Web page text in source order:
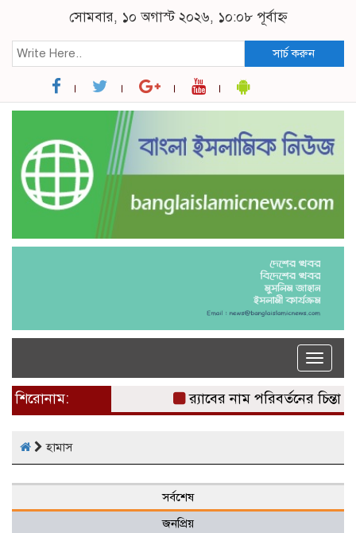
সোমবার, ১০ অগাস্ট ২০২৬, ১০:০৮ পূর্বাহ্ন
সার্চ করুন
Toggle
শিরোনাম: র‌্যাবের নাম পরিবর্তনের চিন্তা
হামাস
সর্বশেষ
জনপ্রিয়